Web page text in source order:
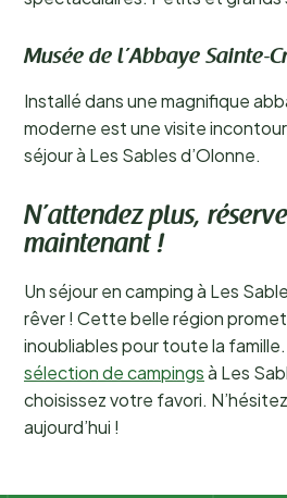
Musée de l’Abbaye Sainte-
Installé dans une magnifique
moderne est une visite
séjour à Les Sables d’Olonne.
N’attendez plus,
maintenant !
Un séjour en camping à Les
rêver ! Cette belle région
inoubliables pour toute la
sélection de campingsà Les
choisissez votre favori.
aujourd’hui !